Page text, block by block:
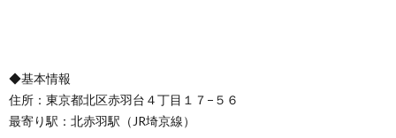
◆基本情報
住所：東京都北区赤羽台４丁目１７−５６
最寄り駅：北赤羽駅（JR埼京線）